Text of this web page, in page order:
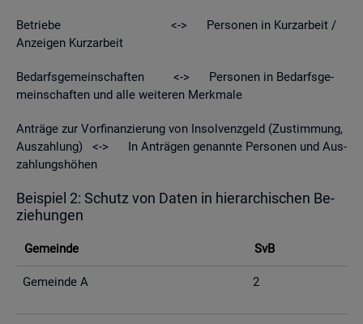
Be­trie­be <-> Per­so­nen in Kurz­ar­beit /
An­zei­gen Kurz­ar­beit
Be­darfs­ge­mein­schaf­ten <-> Per­so­nen in Be­darfs­ge­
mein­schaf­ten und alle wei­te­ren Merk­ma­le
An­trä­ge zur Vor­fi­nan­zie­rung von In­sol­venz­geld (Zu­stim­mung,
Aus­zah­lung) <-> In An­trä­gen ge­nann­te Per­so­nen und Aus­
zah­lungs­hö­hen
Bei­spiel 2: Schutz von Daten in hier­ar­chi­schen Be­
zie­hun­gen
Ge­mein­de SvB
Ge­mein­de A 2